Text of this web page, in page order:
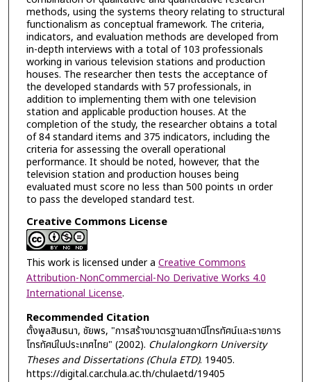
methods, using the systems theory relating to structural
functionalism as conceptual framework. The criteria,
indicators, and evaluation methods are developed from
in-depth interviews with a total of 103 professionals
working in various television stations and production
houses. The researcher then tests the acceptance of
the developed standards with 57 professionals, in
addition to implementing them with one television
station and applicable production houses. At the
completion of the study, the researcher obtains a total
of 84 standard items and 375 indicators, including the
criteria for assessing the overall operational
performance. It should be noted, however, that the
television station and production houses being
evaluated must score no less than 500 points เท order
to pass the developed standard test.
Creative Commons License
This work is licensed under a Creative Commons
Attribution-NonCommercial-No Derivative Works 4.0
International License.
Recommended Citation
ตั้งพูลสินธนา, ชัยพร, "การสร้างมาตรฐานสถานีโทรทัศน์และรายการ
โทรทัศน์ในประเทศไทย" (2002). Chulalongkorn University
Theses and Dissertations (Chula ETD). 19405.
https://digital.car.chula.ac.th/chulaetd/19405